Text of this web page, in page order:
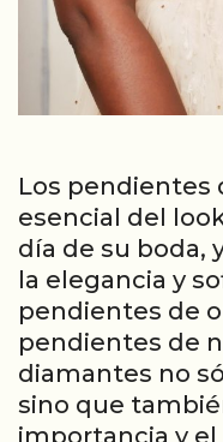
Los pendientes
esencial del
día de su boda,
la elegancia y
pendientes de
pendientes de
diamantes no
sino que
importancia y el